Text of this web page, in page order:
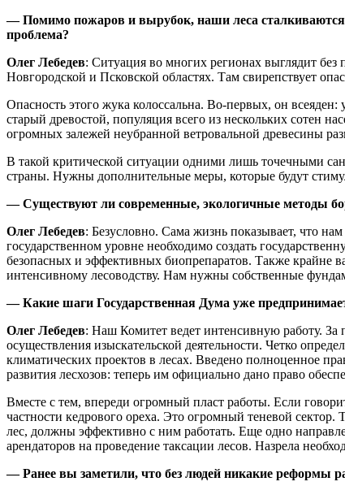
— Помимо пожаров и вырубок, наши леса сталкиваются
проблема?
Олег Лебедев: Ситуация во многих регионах выглядит
Новгородской и Псковской областях. Там свирепствует
Опасность этого жука колоссальна. Во-первых, он
старый древостой, популяция всего из нескольких сотен
огромных залежей неубранной ветровальной древесины
В такой критической ситуации одними лишь точечными
страны. Нужны дополнительные меры, которые будут
— Существуют ли современные, экологичные методы
Олег Лебедев: Безусловно. Сама жизнь показывает, что
государственном уровне необходимо создать
безопасных и эффективных биопрепаратов. Также крайне
интенсивному лесоводству. Нам нужны собственные
— Какие шаги Государственная Дума уже
Олег Лебедев: Наш Комитет ведет интенсивную работу.
осуществления изыскательской деятельности. Четко
климатических проектов в лесах. Введено полноценное
развития лесхозов: теперь им официально дано право
Вместе с тем, впереди огромный пласт работы. Если
частности кедрового ореха. Это огромный теневой
лес, должны эффективно с ним работать. Еще одно
арендаторов на проведение таксации лесов. Назрела
— Ранее вы заметили, что без людей никакие реформы